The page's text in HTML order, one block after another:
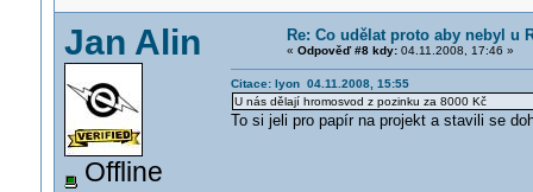
Jan Alin
Offline
Re: Co udělat proto aby nebyl u
« Odpověď #8 kdy:04.11.2008, 17:46 »
Citace: lyon 04.11.2008, 15:55
U nás dělají hromosvod z pozinku za 8000 Kč
To si jeli pro papír na projekt a stavili se